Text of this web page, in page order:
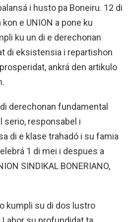
i husto pa Boneiru. 12 di
e UNION a pone ku
ku un di e derechonan
di eksistensia i repartishon
ankrá den artikulo
derechonan fundamental
serio, responsabel i
di e klase trahadó i su famia
1 di mei i despues a
SINDIKAL BONERIANO,
kumpli su di dos lustro